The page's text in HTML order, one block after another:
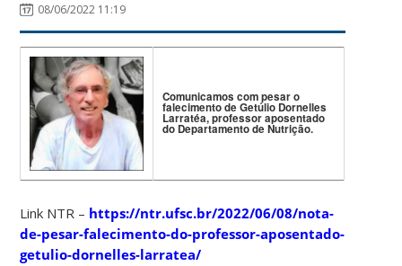
08/06/2022 11:19
Comunicamos com pesar o
falecimento de Getúlio Dornelles
Larratéa, professor aposentado
do Departamento de Nutrição.
Link NTR – https://ntr.ufsc.br/2022/06/08/nota-
de-pesar-falecimento-do-professor-aposentado-
getulio-dornelles-larratea/